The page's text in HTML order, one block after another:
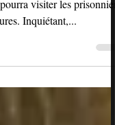
château de Dracula,
visiter les prisonniers
Inquiétant,...